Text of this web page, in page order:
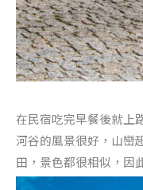
在民宿吃完早餐後就
河谷的風景很好，山巒
田，景色都很相似，因